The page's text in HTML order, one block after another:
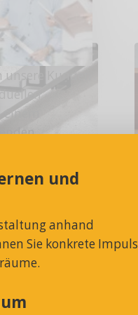
Kunden
Serviceund
anhand
Sie konkrete